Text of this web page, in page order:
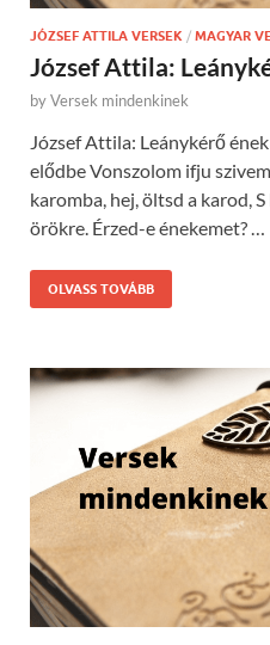
JÓZSEF ATTILA VERSEK / MAGYAR
József Attila:
byVersek mindenkinek
József Attila: Leánykérő
elődbe Vonszolom ifju
karomba, hej, öltsd a karod,
örökre. Érzed-e énekemet? …
OLVASS TOVÁBB